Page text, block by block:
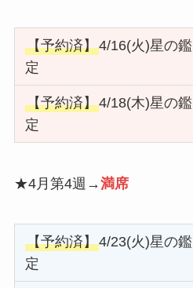
【予約済】4/16(火)星の鑑
定
【予約済】4/18(木)星の鑑
定
★4月第4週→満席
【予約済】4/23(火)星の鑑
定